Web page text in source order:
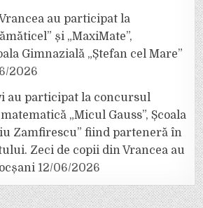
au participat la
și „MaxiMate”,
Gimnazială „Ștefan cel Mare”
2026
au participat la concursul
„Micul Gauss”, Școala
Zamfirescu” fiind parteneră în
Zeci de copii din Vrancea au
12/06/2026